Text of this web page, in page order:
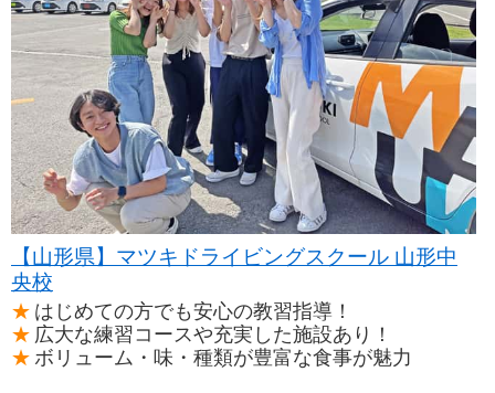
【山形県】マツキドライビングスクール 山形中
央校
はじめての方でも安心の教習指導！
広大な練習コースや充実した施設あり！
ボリューム・味・種類が豊富な食事が魅力